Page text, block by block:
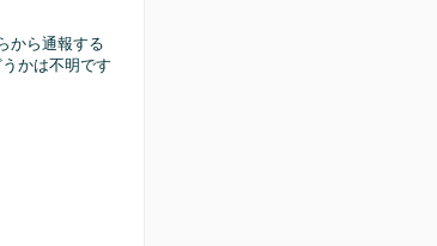
から通報する
かは不明です